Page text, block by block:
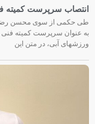
انتصاب سرپرست کمیته
طی حکمی از سوی محسن
به عنوان سرپرست کمیته
ورزشهای آبی، در متن این